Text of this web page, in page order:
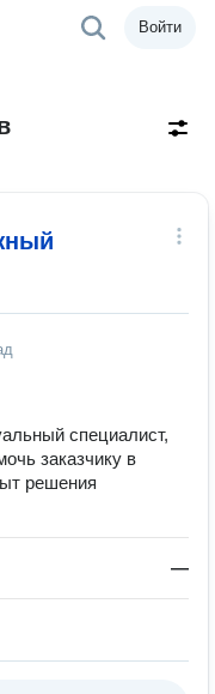
Войти
специалист,
заказчику в
решения
—